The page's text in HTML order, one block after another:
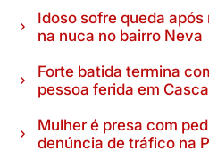
Idoso sofre queda
na nuca no bairro Neva
Forte batida termina
pessoa ferida em
Mulher é presa com
denúncia de tráfico na